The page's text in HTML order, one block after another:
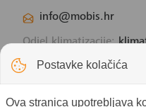
info@mobis.hr
Odjel klimatizacije:
Odjel solarnih panela:
Postavke kolačića
Ova stranica upotrebljava